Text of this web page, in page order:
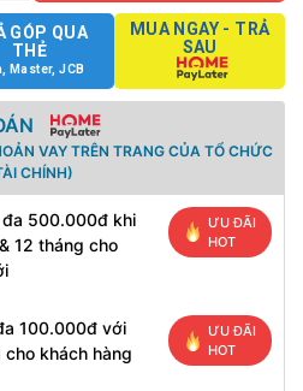
GÓP QUA
THẺ
Master, JCB
MUA NGAY - TRẢ
SAU
VAY TRÊN TRANG CỦA TỔ CHỨC
CHÍNH)
đa 500.000đ khi
12 tháng cho
ƯU ĐÃI
HOT
100.000đ với
khách hàng
ƯU ĐÃI
HOT